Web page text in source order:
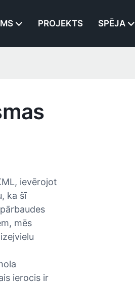
PROJEKTS SPĒJA
ievērojot
ka šī
mēs
ierocis ir